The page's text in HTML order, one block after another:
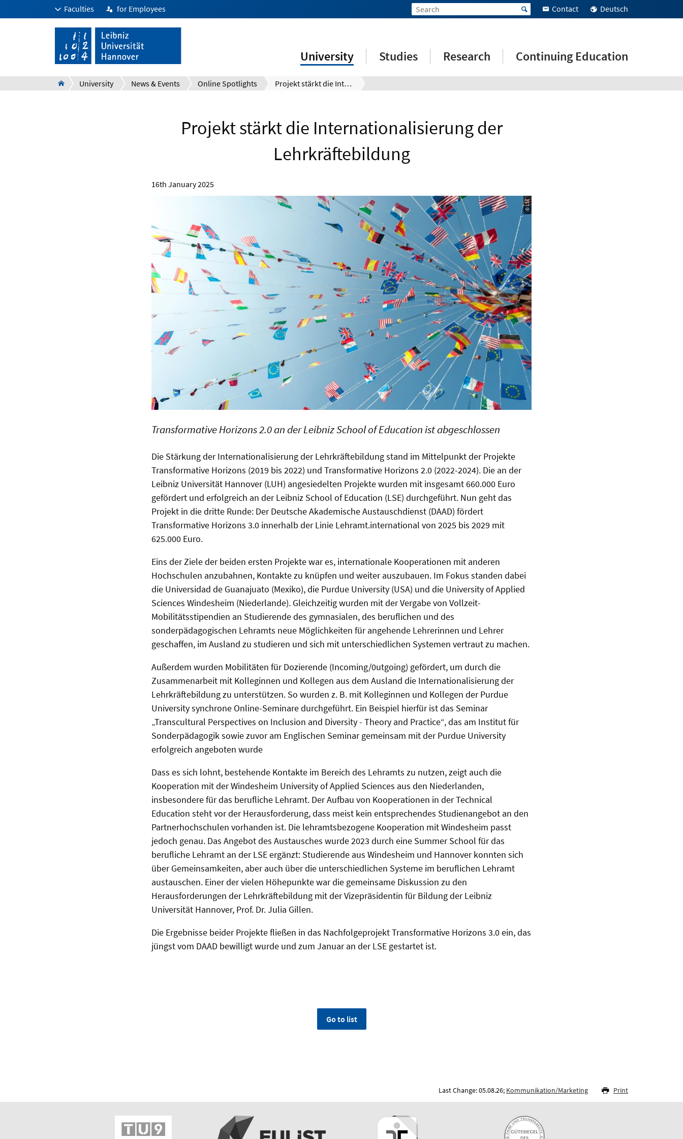
Faculties for Employees Contact Deutsch
University Studies Research Continuing Education
University News & Events Online Spotlights Projekt stärkt die Internationalisierung der Lehrkräftebildung
Projekt stärkt die Internationalisierung der
Lehrkräftebildung
16th January 2025
© LSE
Transformative Horizons 2.0 an der Leibniz School of Education ist abgeschlossen
Die Stärkung derInternationalisierung der Lehrkräftebildungstand im Mittelpunkt der Projekte
Transformative Horizons (2019 bis 2022) und Transformative Horizons 2.0 (2022-2024). Die an der
Leibniz Universität Hannover (LUH) angesiedelten Projektewurden mit insgesamt 660.000 Euro
gefördert und erfolgreich an der Leibniz School of Education (LSE) durchgeführt. Nun geht das
Projekt in die dritte Runde: Der Deutsche Akademische Austauschdienst (DAAD) fördert
Transformative Horizons 3.0 innerhalb der Linie Lehramt.international von 2025 bis 2029 mit
625.000 Euro.
Eins der Ziele der beiden ersten Projekte war es, internationale Kooperationen mit anderen
Hochschulen anzubahnen, Kontakte zu knüpfen und weiter auszubauen. Im Fokus standen dabei
die Universidad de Guanajuato (Mexiko), die Purdue University (USA) und die University of Applied
Sciences Windesheim (Niederlande). Gleichzeitig wurden mit der Vergabe von Vollzeit-
Mobilitätsstipendien an Studierende des gymnasialen, des beruflichen und des
sonderpädagogischen Lehramts neue Möglichkeiten für angehende Lehrerinnen und Lehrer
geschaffen, im Ausland zu studieren und sich mit unterschiedlichen Systemen vertraut zu machen.
Außerdem wurden Mobilitäten für Dozierende (Incoming/0utgoing) gefördert, um durch die
Zusammenarbeit mit Kolleginnen und Kollegen aus dem Ausland die Internationalisierung der
Lehrkräftebildung zu unterstützen. So wurden z. B. mit Kolleginnen und Kollegen der Purdue
University synchrone Online-Seminare durchgeführt. Ein Beispiel hierfür ist das Seminar
„Transcultural Perspectives on Inclusion and Diversity - Theory and Practice“, das am Institut für
Sonderpädagogik sowie zuvor am Englischen Seminar gemeinsam mit der Purdue University
erfolgreich angeboten wurde
Dass es sich lohnt, bestehende Kontakte im Bereich des Lehramts zu nutzen, zeigt auch die
Kooperation mit der Windesheim University of Applied Sciences aus den Niederlanden,
insbesondere für das berufliche Lehramt. Der Aufbau von Kooperationen in der Technical
Education steht vor der Herausforderung, dass meist kein entsprechendes Studienangebot an den
Partnerhochschulen vorhanden ist. Die lehramtsbezogene Kooperation mit Windesheim passt
jedoch genau. Das Angebot des Austausches wurde 2023 durch eine Summer School für das
berufliche Lehramt an der LSE ergänzt: Studierende aus Windesheim und Hannover konnten sich
über Gemeinsamkeiten, aber auch über die unterschiedlichen Systeme im beruflichen Lehramt
austauschen. Einer der vielen Höhepunkte war die gemeinsame Diskussion zu den
Herausforderungen der Lehrkräftebildung mit der Vizepräsidentin für Bildung der Leibniz
Universität Hannover, Prof. Dr. Julia Gillen.
Die Ergebnisse beider Projekte fließen in das Nachfolgeprojekt Transformative Horizons 3.0 ein, das
jüngst vom DAAD bewilligt wurde und zum Januar an der LSE gestartet ist.
Go to list
Last Change: 05.08.26; Kommunikation/Marketing Print